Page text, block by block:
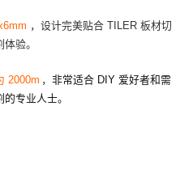
，设计完美贴合 TILER 板材切
验。
2000m ，非常适合 DIY 爱好者和需
专业人士。